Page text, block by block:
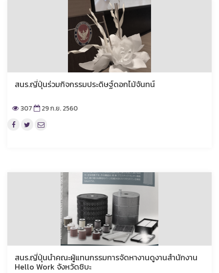
สนร.ญี่ปุ่นร่วมกิจกรรมประดิษฐ์ดอกไม้จันทน์
307 29 ก.ย. 2560
สนร.ญี่ปุ่นนำคณะผู้แทนกรรมการจัดหางานดูงานสำนักงาน
Hello Work จังหวัดชิบะ